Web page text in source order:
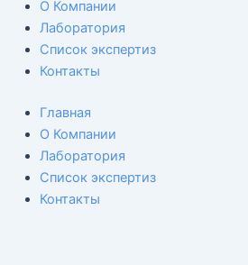
s
a
p
p
l
o
p
e
u
b
e
О Компании
Лаборатория
Список экспертиз
Контакты
Главная
О Компании
Лаборатория
Список экспертиз
Контакты